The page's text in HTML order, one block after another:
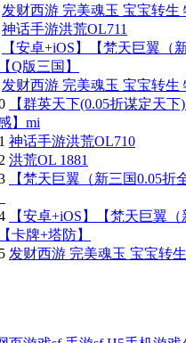
发财西游 完美魂玉 宝宝转生
神话手游洪荒OL711
【安卓+iOS】【梵天巨翼（
Q版三国】
发财西游 完美魂玉 宝宝转生
【群英天下(0.05折谋定天
】mi
神话手游洪荒OL710
洪荒OL 1881
【梵天巨翼（新三国0.05折
【安卓+iOS】【梵天巨翼
卡牌+塔防】
发财西游 完美魂玉 宝宝转